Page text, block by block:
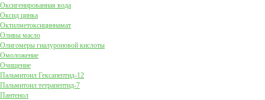
Оксигенированная вода
Оксид цинка
Октилметоксициннамат
Оливы масло
Олигомеры гиалуроновой кислоты
Омоложение
Очищение
Пальмитоил Гексапептид-12
Пальмитоил тетрапептид-7
Пантенол